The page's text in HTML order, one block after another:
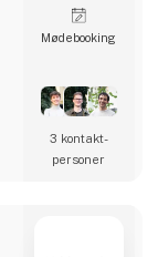
Møde­booking
3 kontakt­
personer